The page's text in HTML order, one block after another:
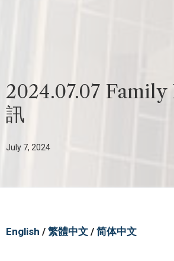
2024.07.07 Family
訊
July 7, 2024
English / 繁體中文 / 简体中文